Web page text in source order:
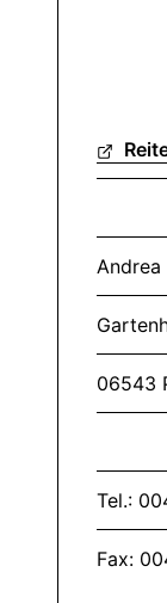
Andrea
06543
Tel.:
Fax: